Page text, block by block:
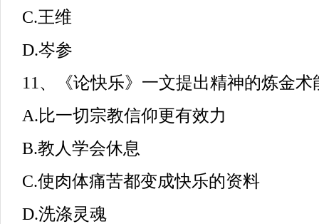
C.王维
D.岑参
11、《论快乐》一文提出精神的炼金术
A.比一切宗教信仰更有效力
B.教人学会休息
C.使肉体痛苦都变成快乐的资料
D.洗涤灵魂